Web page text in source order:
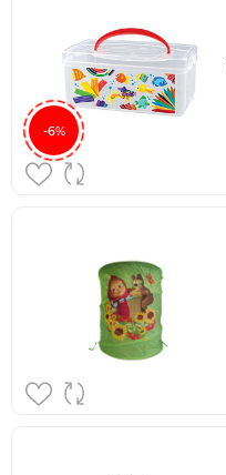
-6%